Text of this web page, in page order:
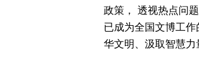
政策， 透视热点问
已成为全国文博工
华文明、汲取智慧力